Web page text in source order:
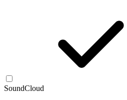
SoundCloud